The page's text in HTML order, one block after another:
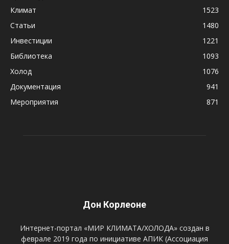
Климат
1523
Статьи
1480
Инвестиции
1221
Библиотека
1093
Холод
1076
Документация
941
Мероприятия
871
Дон Корлеоне
Интернет-портал «МИР КЛИМАТА/ХОЛОДА» создан в
феврале 2019 года по инициативе АПИК (Ассоциация